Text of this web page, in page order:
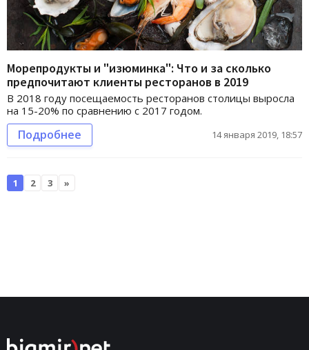
Морепродукты и "изюминка": Что и за сколько
предпочитают клиенты ресторанов в 2019
В 2018 году посещаемость ресторанов столицы выросла
на 15-20% по сравнению с 2017 годом.
Подробнее 14 января 2019, 18:57
1 2 3 »